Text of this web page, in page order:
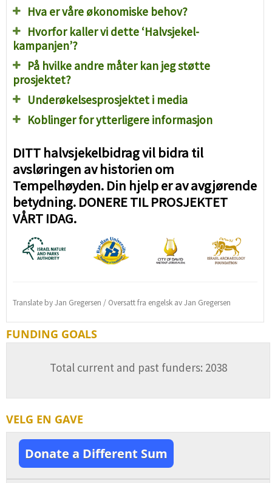
Hva er våre økonomiske behov?
Hvorfor kaller vi dette ‘Halvsjekel-
kampanjen’?
På hvilke andre måter kan jeg støtte
prosjektet?
Underøkelsesprosjektet i media
Koblinger for ytterligere informasjon
DITT halvsjekelbidrag vil bidra til
avsløringen av historien om
Tempelhøyden. Din hjelp er av avgjørende
betydning. DONERE TIL PROSJEKTET
VÅRT IDAG.
Translate by Jan Gregersen / Oversatt fra engelsk av Jan Gregersen
FUNDING GOALS
Total current and past funders: 2038
VELG EN GAVE
Donate a Different Sum